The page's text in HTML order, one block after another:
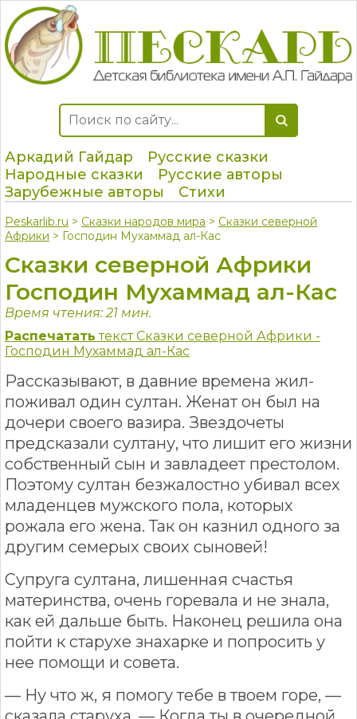
Аркадий Гайдар
Русские сказки
Народные сказки
Русские авторы
Зарубежные авторы
Стихи
Peskarlib.ru > Сказки народов мира > Сказки северной
Африки > Господин Мухаммад ал-Кас
Сказки северной Африки
Господин Мухаммад ал-Кас
Время чтения: 21 мин.
Распечатать текст Сказки северной Африки -
Господин Мухаммад ал-Кас
Рассказывают, в давние времена жил-
поживал один султан. Женат он был на
дочери своего вазира. Звездочеты
предсказали султану, что лишит его жизни
собственный сын и завладеет престолом.
Поэтому султан безжалостно убивал всех
младенцев мужского пола, которых
рожала его жена. Так он казнил одного за
другим семерых своих сыновей!
Супруга султана, лишенная счастья
материнства, очень горевала и не знала,
как ей дальше быть. Наконец решила она
пойти к старухе знахарке и попросить у
нее помощи и совета.
— Ну что ж, я помогу тебе в твоем горе, —